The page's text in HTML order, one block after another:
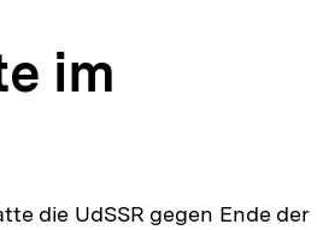
im
die UdSSR gegen Ende der